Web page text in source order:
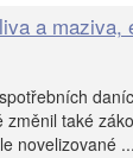
a maziva,
také
novelizované ...